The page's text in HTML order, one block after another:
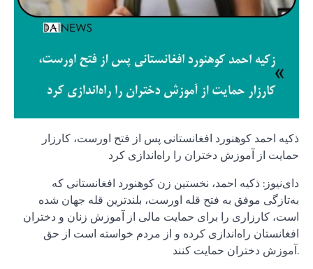
ذکیه احمد کوهنورد افغانستانی پس از فتح اورست، کارزار
حمایت از آموزش دختران را راه‌اندازی کرد
دای‌نیوز: ذکیه احمد، نخستین زن کوهنورد افغانستانی که
به‌تازگی موفق به فتح قله اورست، بلندترین قله جهان شده
است، کارزاری را برای حمایت مالی از آموزش زنان و دختران
افغانستان راه‌اندازی کرده و از مردم خواسته است از حق
آموزش دختران حمایت کنند.